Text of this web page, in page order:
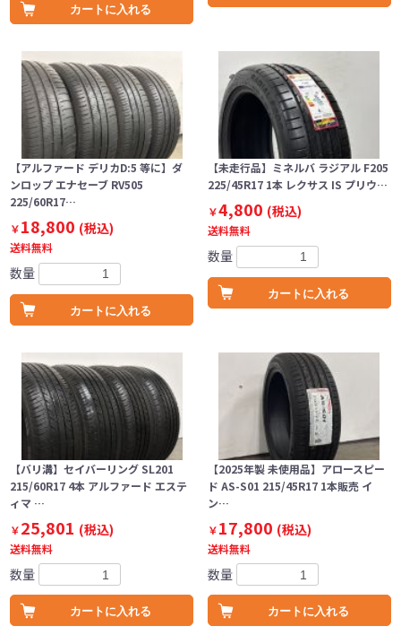
カートに入れる
【アルファード デリカD:5 等に】ダ
ンロップ エナセーブ RV505
225/60R17…
￥18,800 (税込)
送料無料
数量
カートに入れる
【未走行品】ミネルバ ラジアル F205
225/45R17 1本 レクサス IS プリウ…
￥4,800 (税込)
送料無料
数量
カートに入れる
【バリ溝】セイバーリング SL201
215/60R17 4本 アルファード エステ
ィマ …
￥25,801 (税込)
送料無料
数量
カートに入れる
【2025年製 未使用品】アロースピー
ド AS-S01 215/45R17 1本販売 イ
ン…
￥17,800 (税込)
送料無料
数量
カートに入れる